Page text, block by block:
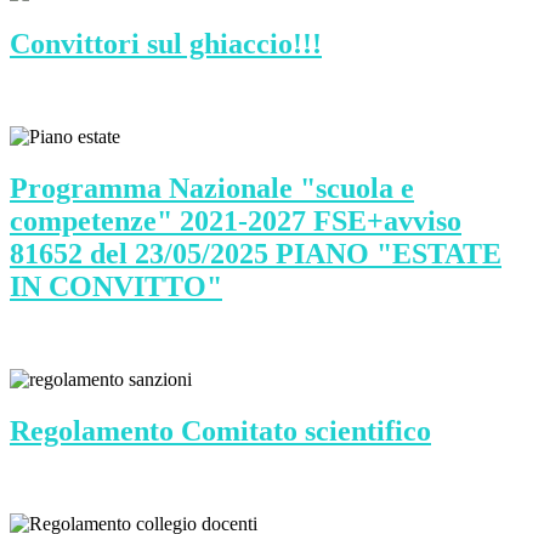
Convittori sul ghiaccio!!!
Programma Nazionale "scuola e
competenze" 2021-2027 FSE+avviso
81652 del 23/05/2025 PIANO "ESTATE
IN CONVITTO"
Regolamento Comitato scientifico